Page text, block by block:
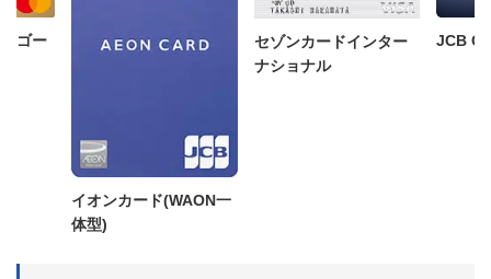
ゴー
イオンカード(WAON一
体型)
セゾンカードインター
ナショナル
JCB